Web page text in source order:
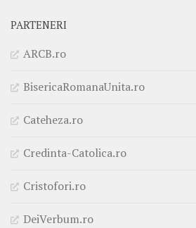
PARTENERI
ARCB.ro
BisericaRomanaUnita.ro
Cateheza.ro
Credinta-Catolica.ro
Cristofori.ro
DeiVerbum.ro